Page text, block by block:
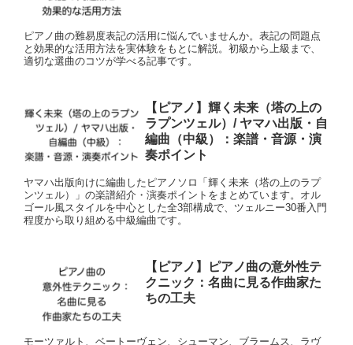
ピアノ曲の難易度表記の活用に悩んでいませんか。表記の問題点
と効果的な活用方法を実体験をもとに解説。初級から上級まで、
適切な選曲のコツが学べる記事です。
【ピアノ】輝く未来（塔の上の
ラプンツェル）/ ヤマハ出版・自
編曲（中級）：楽譜・音源・演
奏ポイント
ヤマハ出版向けに編曲したピアノソロ「輝く未来（塔の上のラプ
ンツェル）」の楽譜紹介・演奏ポイントをまとめています。オル
ゴール風スタイルを中心とした全3部構成で、ツェルニー30番入門
程度から取り組める中級編曲です。
【ピアノ】ピアノ曲の意外性テ
クニック：名曲に見る作曲家た
ちの工夫
モーツァルト、ベートーヴェン、シューマン、ブラームス、ラヴ